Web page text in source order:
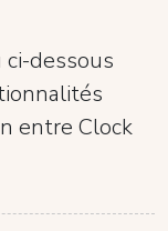
dessous
entre Clock